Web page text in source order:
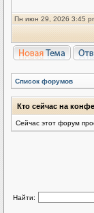
Пн июн 29, 2026 3:45
Список форумов
Кто сейчас на
Сейчас этот форум
Найти: